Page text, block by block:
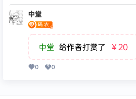
中堂
中堂 给作者打赏了 ￥20
0 0